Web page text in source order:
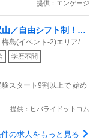
提供：エンゲージ
／自由シフト制！週
面接OK！応募後に届
給なので遠方の方も
島(イベント-2)エリア/A3
学歴不問
タート9割以上で 始め
提供：ヒバライドットコム
の求人をもっと見る